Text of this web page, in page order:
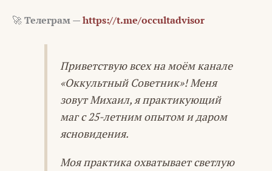
🚀Телеграм —https://t.me/occultadvisor
Приветствую всех на моём канале
«Оккультный Советник»! Меня
зовут Михаил, я практикующий
маг с 25-летним опытом и даром
ясновидения.
Моя практика охватывает светлую